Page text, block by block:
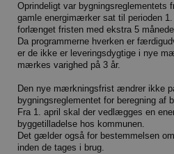
Oprindeligt var
gamle energimærker sat til perioden
forlænget fristen med ekstra 5
Da programmerne hverken er
er de ikke er leveringsdygtige i nye
mærkes varighed på 3 år.
Den nye mærkningsfrist ændrer ikke
bygningsreglementet for beregning af
Fra 1. april skal der vedlægges en
byggetilladelse hos kommunen.
Det gælder også for bestemmelsen
inden de tages i brug.